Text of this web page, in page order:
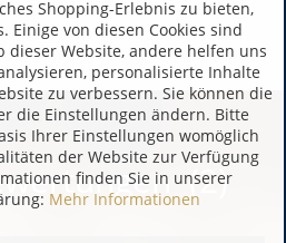
(2)
Shopping-Erlebnis zu bieten,
Einige von diesen Cookies sind
Website, andere helfen uns
personalisierte Inhalte
zu verbessern. Sie können die
die Einstellungen ändern. Bitte
Ihrer Einstellungen womöglich
der Website zur Verfügung
finden Sie in unserer
Mehr Informationen